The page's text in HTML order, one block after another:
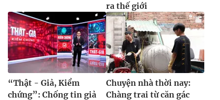
ra thế giới
“Thật - Giả, Kiểm
chứng”: Chống tin giả
Chuyện nhà thời nay:
Chàng trai từ căn gác